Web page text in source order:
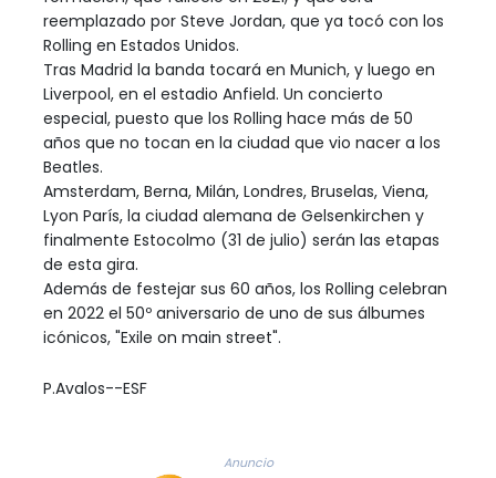
reemplazado por Steve Jordan, que ya tocó con los
Rolling en Estados Unidos.
Tras Madrid la banda tocará en Munich, y luego en
Liverpool, en el estadio Anfield. Un concierto
especial, puesto que los Rolling hace más de 50
años que no tocan en la ciudad que vio nacer a los
Beatles.
Amsterdam, Berna, Milán, Londres, Bruselas, Viena,
Lyon París, la ciudad alemana de Gelsenkirchen y
finalmente Estocolmo (31 de julio) serán las etapas
de esta gira.
Además de festejar sus 60 años, los Rolling celebran
en 2022 el 50º aniversario de uno de sus álbumes
icónicos, "Exile on main street".
P.Avalos--ESF
Anuncio